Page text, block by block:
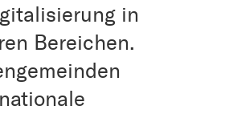
in
Bereichen.